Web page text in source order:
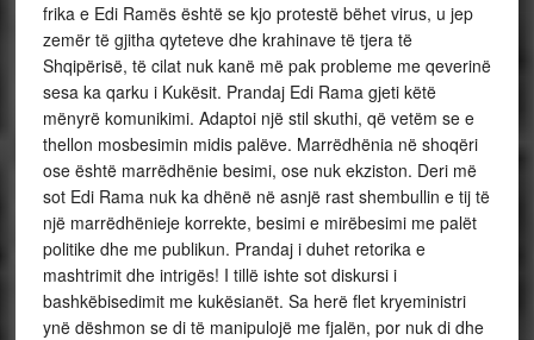
frika e Edi Ramës është se kjo protestë bëhet virus, u jep
zemër të gjitha qyteteve dhe krahinave të tjera të
Shqipërisë, të cilat nuk kanë më pak probleme me qeverinë
sesa ka qarku i Kukësit. Prandaj Edi Rama gjeti këtë
mënyrë komunikimi. Adaptoi një stil skuthi, që vetëm se e
thellon mosbesimin midis palëve. Marrëdhënia në shoqëri
ose është marrëdhënie besimi, ose nuk ekziston. Deri më
sot Edi Rama nuk ka dhënë në asnjë rast shembullin e tij të
një marrëdhënieje korrekte, besimi e mirëbesimi me palët
politike dhe me publikun. Prandaj i duhet retorika e
mashtrimit dhe intrigës! I tillë ishte sot diskursi i
bashkëbisedimit me kukësianët. Sa herë flet kryeministri
ynë dëshmon se di të manipulojë me fjalën, por nuk di dhe